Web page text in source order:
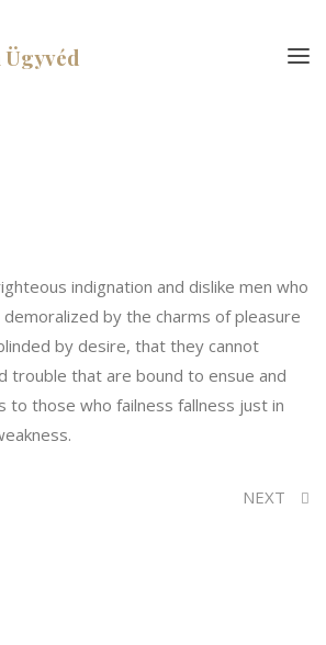
indignation and dislike men who
by the charms of pleasure
by desire, that they cannot
trouble that are bound to ensue and
to those who failness fallness just in
NEXT